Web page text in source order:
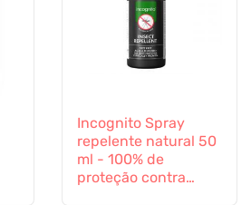
Incognito Spray
repelente natural 50
ml - 100% de
proteção contra